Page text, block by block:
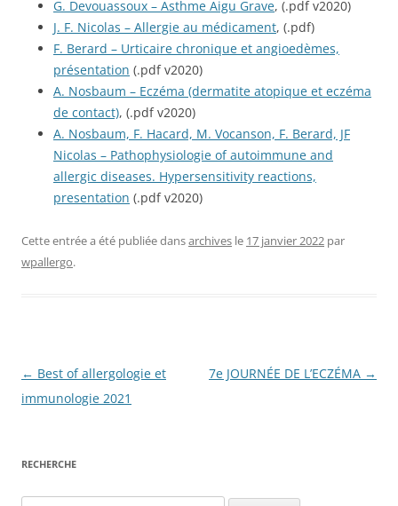
G. Devouassoux – Asthme Aigu Grave, (.pdf v2020)
J. F. Nicolas – Allergie au médicament, (.pdf)
F. Berard – Urticaire chronique et angioedèmes,
présentation (.pdf v2020)
A. Nosbaum – Eczéma (dermatite atopique et eczéma
de contact), (.pdf v2020)
A. Nosbaum, F. Hacard, M. Vocanson, F. Berard, JF
Nicolas – Pathophysiologie of autoimmune and
allergic diseases. Hypersensitivity reactions,
presentation (.pdf v2020)
Cette entrée a été publiée dansarchives le 17 janvier 2022 par
wpallergo.
Navigation
des
← Best of allergologie et
immunologie 2021
7e JOURNÉE DE L’ECZÉMA →
RECHERCHE